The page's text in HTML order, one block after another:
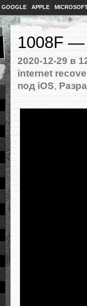
GOOGLE APPLE
1008F —
2020-12-29 в
internet
под iOS,